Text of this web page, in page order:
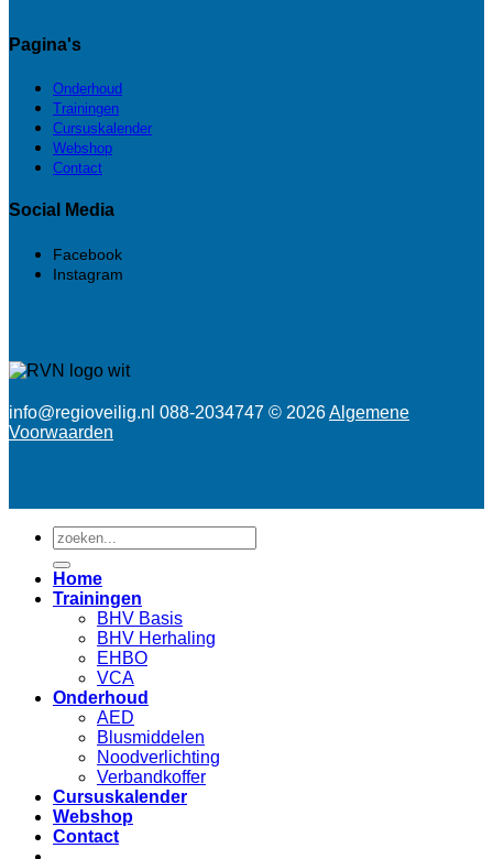
Pagina's
Onderhoud
Trainingen
Cursuskalender
Webshop
Contact
Social Media
Facebook
Instagram
info@regioveilig.nl 088-2034747 © 2026Algemene
Voorwaarden
Zoeken
naar:
Home
Trainingen
BHV Basis
BHV Herhaling
EHBO
VCA
Onderhoud
AED
Blusmiddelen
Noodverlichting
Verbandkoffer
Cursuskalender
Webshop
Contact